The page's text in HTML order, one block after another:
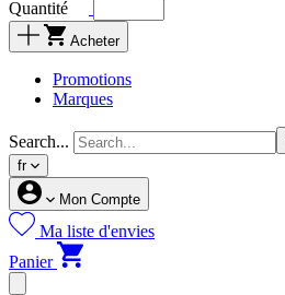
Quantité
Acheter
Promotions
Marques
Search...
fr
Mon Compte
Ma liste d'envies
Panier